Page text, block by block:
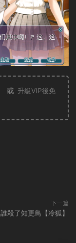
或 升級VIP後免
下一篇
殺了知更鳥【冷狐】